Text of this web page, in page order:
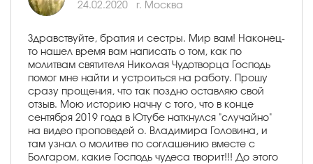
24.02.2020 г. Москва
Здравствуйте, братия и сестры. Мир вам! Наконец-
то нашел время вам написать о том, как по
молитвам святителя Николая Чудотворца Господь
помог мне найти и устроиться на работу. Прошу
сразу прощения, что так поздно оставляю свой
отзыв. Мою историю начну с того, что в конце
сентября 2019 года в Ютубе наткнулся "случайно"
на видео проповедей о. Владимира Головина, и
там узнал о молитве по соглашению вместе с
Болгаром, какие Господь чудеса творит!!! До этого